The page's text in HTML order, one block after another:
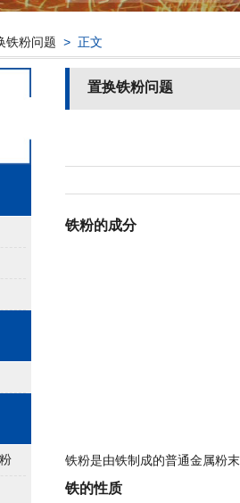
铁粉问题 > 正文
置换铁粉问题
铁粉的成分
铁粉是由铁制成的普通金属粉
铁的性质